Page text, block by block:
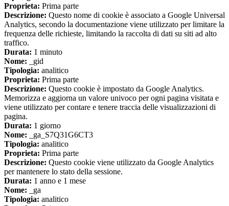
Proprieta: Prima parte
Descrizione: Questo nome di cookie è associato a Google Universal
Analytics, secondo la documentazione viene utilizzato per limitare la
frequenza delle richieste, limitando la raccolta di dati su siti ad alto
traffico.
Durata: 1 minuto
Nome: _gid
Tipologia: analitico
Proprieta: Prima parte
Descrizione: Questo cookie è impostato da Google Analytics.
Memorizza e aggiorna un valore univoco per ogni pagina visitata e
viene utilizzato per contare e tenere traccia delle visualizzazioni di
pagina.
Durata: 1 giorno
Nome: _ga_S7Q31G6CT3
Tipologia: analitico
Proprieta: Prima parte
Descrizione: Questo cookie viene utilizzato da Google Analytics
per mantenere lo stato della sessione.
Durata: 1 anno e 1 mese
Nome: _ga
Tipologia: analitico